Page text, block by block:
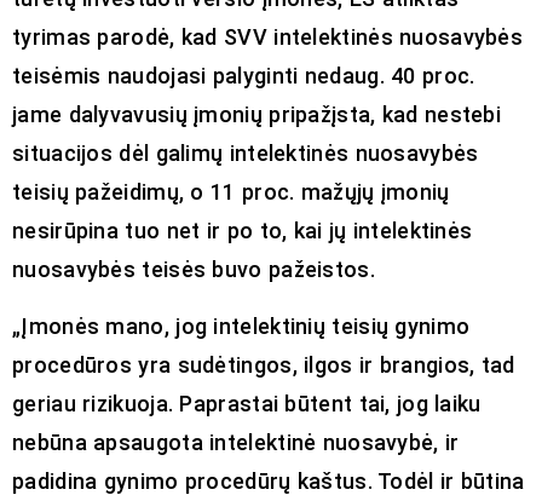
tyrimas parodė, kad SVV intelektinės nuosavybės
teisėmis naudojasi palyginti nedaug. 40 proc.
jame dalyvavusių įmonių pripažįsta, kad nestebi
situacijos dėl galimų intelektinės nuosavybės
teisių pažeidimų, o 11 proc. mažųjų įmonių
nesirūpina tuo net ir po to, kai jų intelektinės
nuosavybės teisės buvo pažeistos.
„Įmonės mano, jog intelektinių teisių gynimo
procedūros yra sudėtingos, ilgos ir brangios, tad
geriau rizikuoja. Paprastai būtent tai, jog laiku
nebūna apsaugota intelektinė nuosavybė, ir
padidina gynimo procedūrų kaštus. Todėl ir būtina